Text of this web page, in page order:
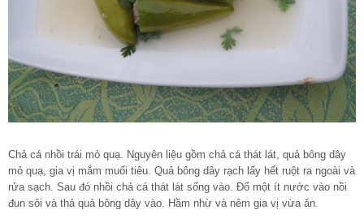
Chả cá nhồi trái mỏ quạ. Nguyên liệu gồm chả cá thát lát, quả bông dây
mỏ quạ, gia vị mắm muối tiêu. Quả bông dây rạch lấy hết ruột ra ngoài và
rửa sạch. Sau đó nhồi chả cá thát lát sống vào. Đổ một ít nước vào nồi
đun sôi và thả quả bông dây vào. Hầm nhừ và nêm gia vị vừa ăn.